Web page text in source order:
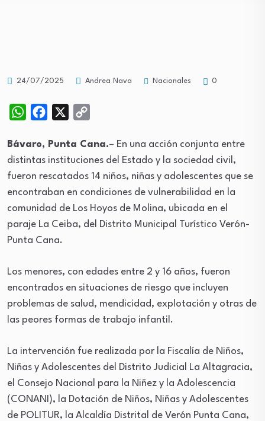
24/07/2025 Andrea Nava Nacionales 0
WhatsAppFacebook
Bávaro, Punta Cana.– En una acción conjunta entre
distintas instituciones del Estado y la sociedad civil,
fueron rescatados 14 niños, niñas y adolescentes que se
encontraban en condiciones de vulnerabilidad en la
comunidad de Los Hoyos de Molina, ubicada en el
paraje La Ceiba, del Distrito Municipal Turístico Verón-
Punta Cana.
Los menores, con edades entre 2 y 16 años, fueron
encontrados en situaciones de riesgo que incluyen
problemas de salud, mendicidad, explotación y otras de
las peores formas de trabajo infantil.
La intervención fue realizada por la Fiscalía de Niños,
Niñas y Adolescentes del Distrito Judicial La Altagracia,
el Consejo Nacional para la Niñez y la Adolescencia
(CONANI), la Dotación de Niños, Niñas y Adolescentes
de POLITUR, la Alcaldía Distrital de Verón Punta Cana,